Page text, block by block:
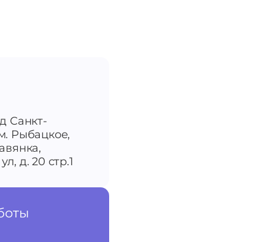
Санкт-
Рыбацкое,
д. 20 стр.1